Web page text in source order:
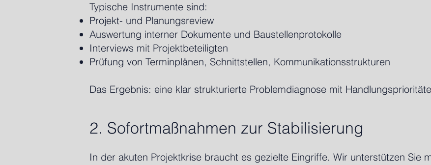
Typische Instrumente sind:
Projekt- und Planungsreview
Auswertung interner Dokumente und Baustellenprotokolle
Interviews mit Projektbeteiligten
Prüfung von Terminplänen, Schnittstellen, Kommunikationsstrukturen
Das Ergebnis: eine klar strukturierte Problemdiagnose mit
2. Sofortmaßnahmen zur Stabilisierung
In der akuten Projektkrise braucht es gezielte Eingriffe. Wir unterstützen Sie